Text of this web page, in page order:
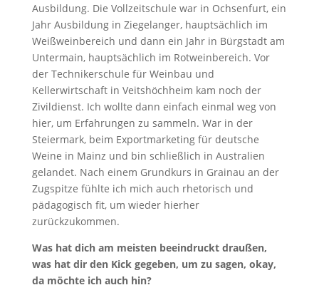
Ausbildung. Die Vollzeitschule war in Ochsenfurt, ein
Jahr Ausbildung in Ziegelanger, hauptsächlich im
Weißweinbereich und dann ein Jahr in Bürgstadt am
Untermain, hauptsächlich im Rotweinbereich. Vor
der Technikerschule für Weinbau und
Kellerwirtschaft in Veitshöchheim kam noch der
Zivildienst. Ich wollte dann einfach einmal weg von
hier, um Erfahrungen zu sammeln. War in der
Steiermark, beim Exportmarketing für deutsche
Weine in Mainz und bin schließlich in Australien
gelandet. Nach einem Grundkurs in Grainau an der
Zugspitze fühlte ich mich auch rhetorisch und
pädagogisch fit, um wieder hierher
zurückzukommen.
Was hat dich am meisten beeindruckt draußen,
was hat dir den Kick gegeben, um zu sagen, okay,
da möchte ich auch hin?